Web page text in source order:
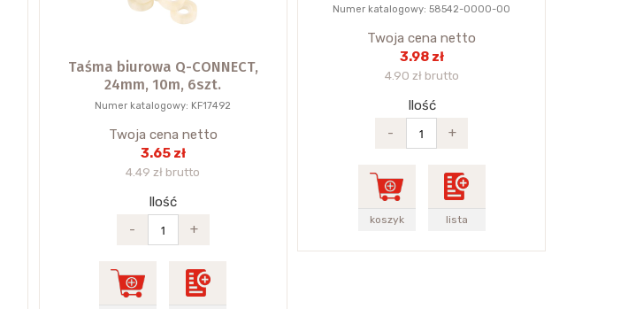
Taśma biurowa Q-CONNECT,
24mm, 10m, 6szt.
Numer katalogowy: KF17492
Twoja cena netto
3.65 zł
4.49 zł brutto
Ilość
-
+
Numer katalogowy: 58542-0000-00
Twoja cena netto
3.98 zł
4.90 zł brutto
Ilość
-
+
koszyk lista